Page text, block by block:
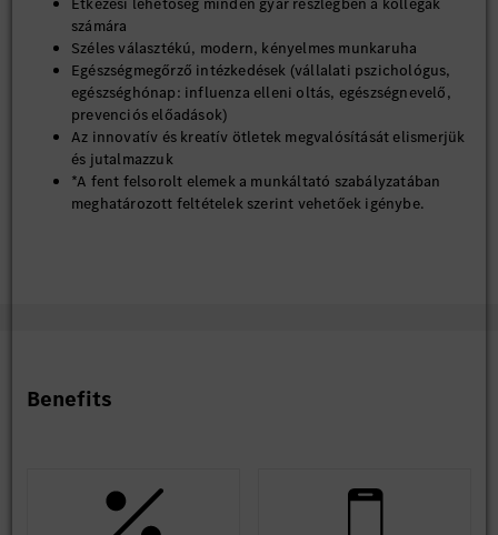
számára
Széles választékú, modern, kényelmes munkaruha
Egészségmegőrző intézkedések (vállalati pszichológus,
egészséghónap: influenza elleni oltás, egészségnevelő,
prevenciós előadások)
Az innovatív és kreatív ötletek megvalósítását elismerjük
és jutalmazzuk
*A fent felsorolt elemek a munkáltató szabályzatában
meghatározott feltételek szerint vehetőek igénybe.
Amennyiben hirdetésünk felkeltette érdeklődésed, regisztrálj
Benefits